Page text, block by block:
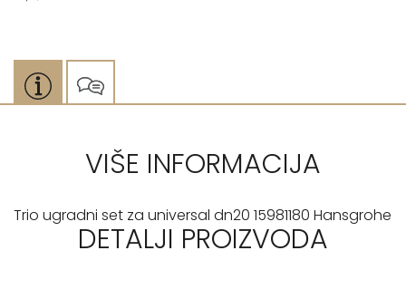
VIŠE INFORMACIJA
Trio ugradni set za universal dn20 15981180 Hansgrohe
DETALJI PROIZVODA